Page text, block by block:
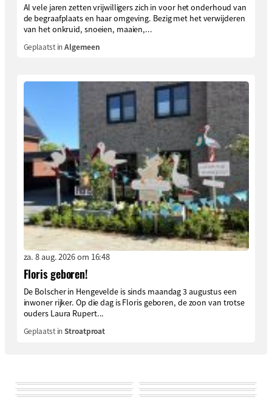
Al vele jaren zetten vrijwilligers zich in voor het onderhoud van
de begraafplaats en haar omgeving. Bezig met het verwijderen
van het onkruid, snoeien, maaien,...
Geplaatst inAlgemeen
za. 8 aug. 2026 om 16:48
Floris geboren!
De Bolscher in Hengevelde is sinds maandag 3 augustus een
inwoner rijker. Op die dag is Floris geboren, de zoon van trotse
ouders Laura Rupert...
Geplaatst inStroatproat